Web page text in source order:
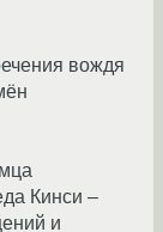
вождя
Кинси –
и